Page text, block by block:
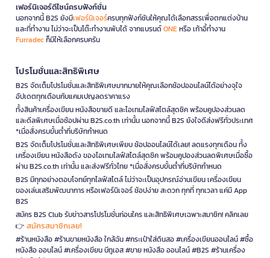
เฟอร์นิเจอร์ดีไซน์ครบฟังก์ชั่น
นอกจากนี้ B2S ยังมีเฟอร์นิเจอร์ครบทุกฟังก์ชันให้คุณได้เลือกสรรเพื่อตกแต่งบ้าน
และที่ทำงาน ไม่ว่าจะเป็นโต๊ะทำงานพับได้ จากแบรนด์ONEหรือ เก้าอี้ทำงาน
Furradecก็มีให้เลือกครบครัน
โปรโมชั่นและสิทธิพิเศษ
B2S จัดเต็มโปรโมชั่นและสิทธิพิเศษมากมายให้คุณเลือกช้อปออนไลน์ได้อย่างจุใจ
อัปเดตทุกเดือนกับแคมเปญลดราคาแรง
ทั้งสินค้าเครื่องเขียน หนังสือขายดี และไอเทมไลฟ์สไตล์สุดชิค พร้อมคูปองส่วนลด
และดีลพิเศษเมื่อช้อปผ่าน B2S.co.th เท่านั้น นอกจากนี้ B2S ยังใจดีส่งฟรีทั่วประเทศ
*เมื่อสั่งครบขั้นต่ำที่บริษัทกำหนด
B2S จัดเต็มโปรโมชั่นและสิทธิพิเศษเพียบ ช้อปออนไลน์ได้เลย! ลดแรงทุกเดือน ทั้ง
เครื่องเขียน หนังสือดัง ของไอเทมไลฟ์สไตล์สุดชิค พร้อมคูปองส่วนลดพิเศษเมื่อซื้อ
ผ่าน B2S.co.th เท่านั้น และส่งฟรีทั่วไทย *เมื่อสั่งครบขั้นต่ำที่บริษัทกำหนด
B2S มีทุกอย่างตอบโจทย์ทุกไลฟ์สไตล์ ไม่ว่าจะเป็นอุปกรณ์อ่านเขียน เครื่องเขียน
ของเล่นเสริมพัฒนาการ หรือเฟอร์นิเจอร์ ช้อปง่าย สะดวก ทุกที่ ทุกเวลา แค่มี App
B2S
สมัคร B2S Club รับข่าวสารโปรโมชั่นก่อนใคร และสิทธิพิเศษเฉพาะสมาชิก! คลิกเลย
👉 สมัครสมาชิกเลย!
#ร้านหนังสือ #ร้านขายหนังสือ ใกล้ฉัน #กระเป๋าใส่ดินสอ #เครื่องเขียนออนไลน์ #ซื้อ
หนังสือ ออนไลน์ #เครื่องเขียน บีทูเอส #ขาย หนังสือ ออนไลน์ #B2S #ร้านเครื่อง